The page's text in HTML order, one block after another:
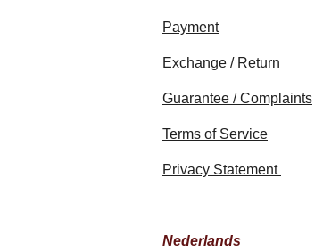
Payment
Exchange / Return
Guarantee / Complaints
Terms of Service
Privacy Statement
Nederlands